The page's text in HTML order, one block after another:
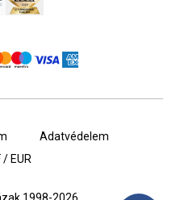
Adatvédelem
/ EUR